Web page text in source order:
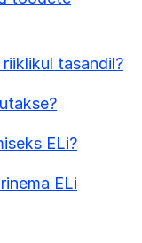
tasandil?
ELi?
ELi